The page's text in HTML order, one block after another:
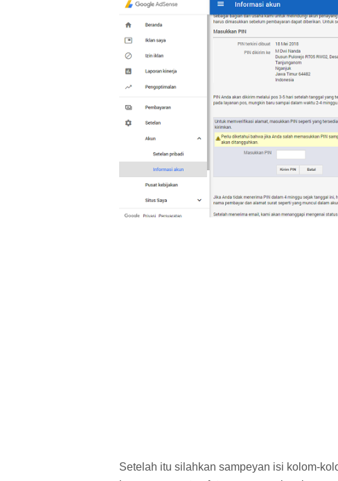
Setelah itu silahkan sampeyan isi kolom-